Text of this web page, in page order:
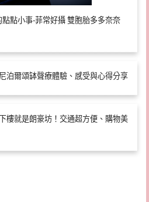
點小事-菲常好攝 雙胞胎多多奈奈
泊爾頌缽聲療體驗、感受與心得分享
樓就是朗豪坊！交通超方便、購物美